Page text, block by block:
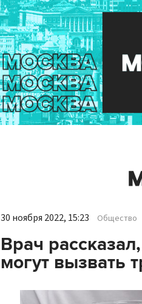
30 ноября 2022, 15:23 Общество
Врач
могут вызвать